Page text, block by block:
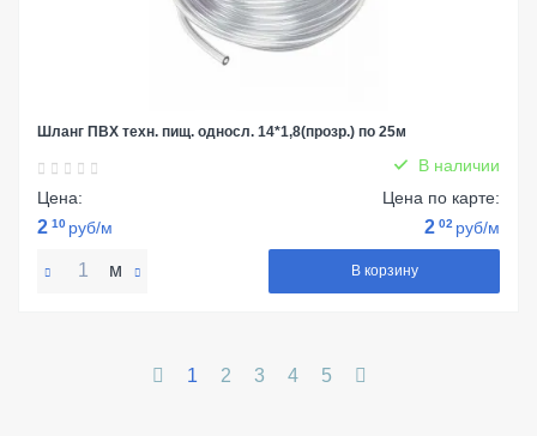
Шланг ПВХ техн. пищ. односл. 14*1,8(прозр.) по 25м
В наличии
Цена:
2 10 руб/м
Цена по карте:
2 02 руб/м
м В корзину
1 2 3 4 5